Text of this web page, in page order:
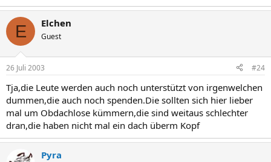
E Elchen
Guest
26 Juli 2003 #24
Tja,die Leute werden auch noch unterstützt von irgenwelchen
dummen,die auch noch spenden.Die sollten sich hier lieber
mal um Obdachlose kümmern,die sind weitaus schlechter
dran,die haben nicht mal ein dach überm Kopf
Pyra